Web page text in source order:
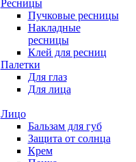
Ресницы
Пучковые ресницы
Накладные
ресницы
Клей для ресниц
Палетки
Для глаз
Для лица
Лицо
Бальзам для губ
Защита от солнца
Крем